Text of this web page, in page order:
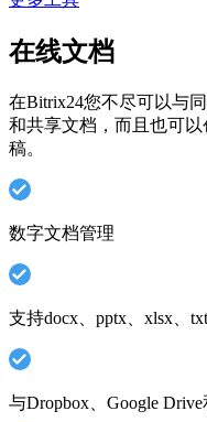
在线文档
在Bitrix24您不尽可以与
和共享文档，而且也可
稿。
数字文档管理
支持docx、pptx、xlsx、
与Dropbox、Google